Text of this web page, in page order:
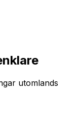
utomlands